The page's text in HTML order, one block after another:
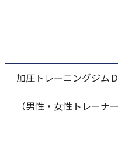
加圧トレーニングジム
（男性・女性トレーナ